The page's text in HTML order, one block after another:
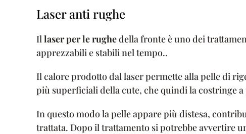
Laser anti rughe
Illaser per le rughedella fronte è uno dei
apprezzabili e stabili nel tempo..
Il calore prodotto dal laser permette alla pelle di
più superficiali della cute, che quindi la costringe
In questo modo la pelle appare più distesa,
trattata. Dopo il trattamento si potrebbe avvertire